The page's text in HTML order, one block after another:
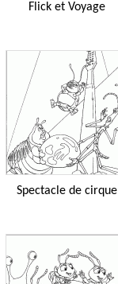
Flick et Voyage
Spectacle de cirque